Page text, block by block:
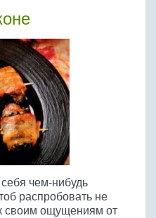
чем-нибудь
распробовать не
своим ощущениям от